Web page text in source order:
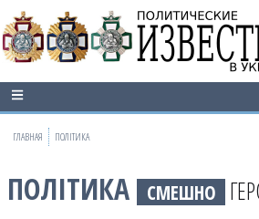
ГЛАВНАЯ ПОЛІТИКА
ПОЛІТИКА СМЕШНО